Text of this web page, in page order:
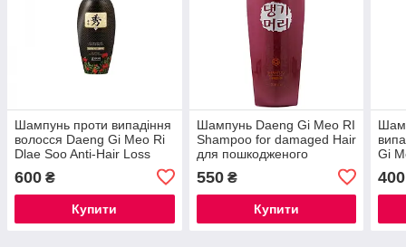
Шампунь проти випадіння
волосся Daeng Gi Meo Ri
Dlae Soo Anti-Hair Loss
600 ₴
Купити
Шампунь Daeng Gi Meo RI
Shampoo for damaged Hair
для пошкодженого
550₴
Купити
Gi
400